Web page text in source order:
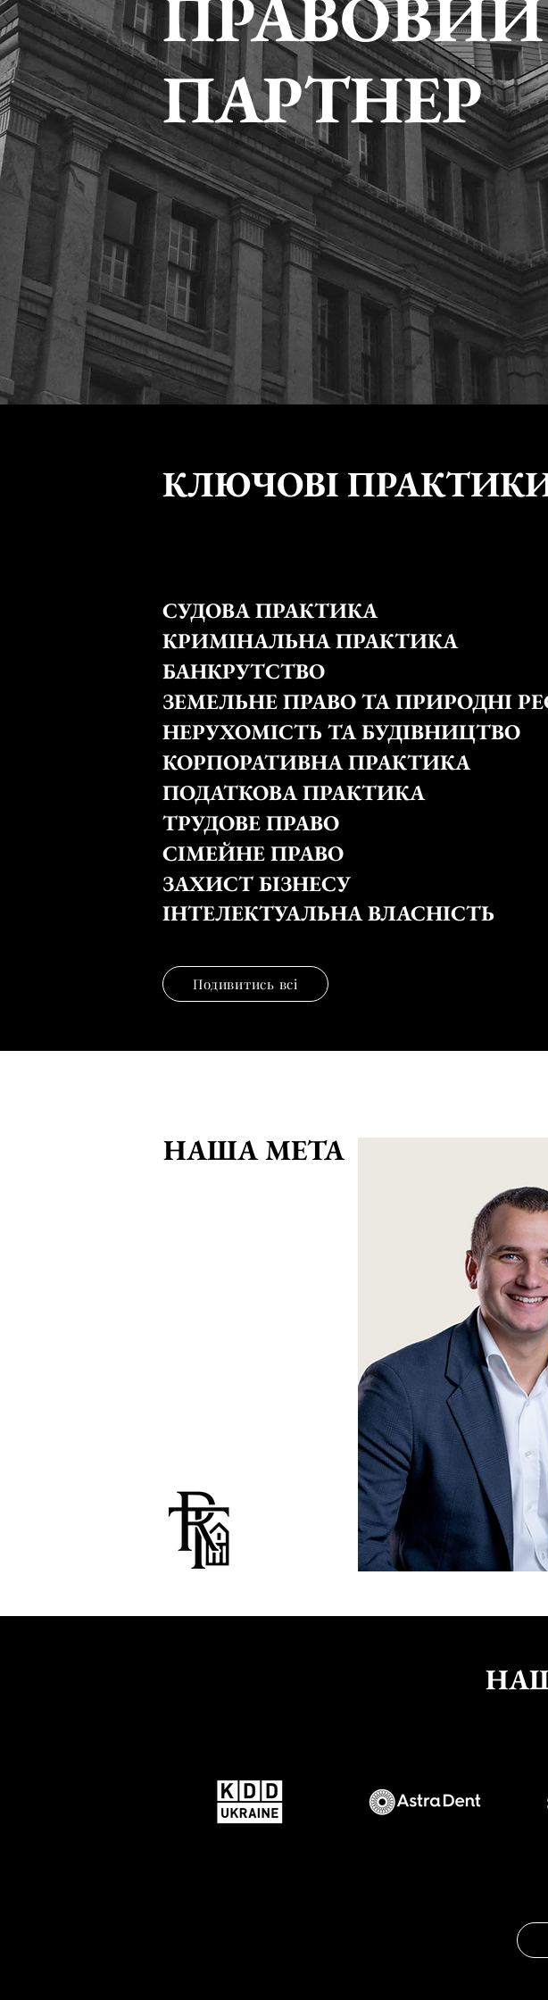
ПАРТНЕР
КЛЮЧОВІ
СУДОВА ПРАКТИКА
КРИМІНАЛЬНА ПРАКТИКА
БАНКРУТСТВО
ЗЕМЕЛЬНЕ ПРАВО ТА ПРИРОДНІ
НЕРУХОМІСТЬ ТА БУДІВНИЦТВО
КОРПОРАТИВНА ПРАКТИКА
ПОДАТКОВА ПРАКТИКА
ТРУДОВЕ ПРАВО
СІМЕЙНЕ ПРАВО
ЗАХИСТ БІЗНЕСУ
ІНТЕЛЕКТУАЛЬНА ВЛАСНІСТЬ
Подивитись всі
НАША МЕТА